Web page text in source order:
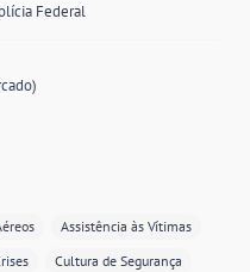
Federal
Assistência às Vítimas
Cultura de Segurança